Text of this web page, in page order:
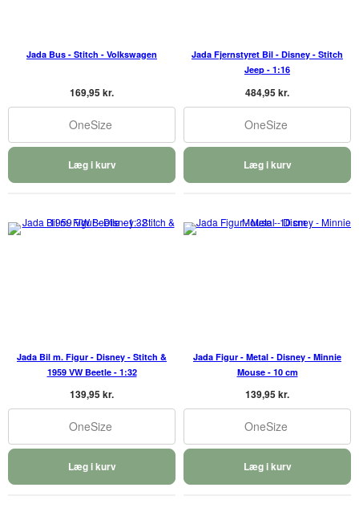
Jada Bus - Stitch - Volkswagen
169,95 kr.
OneSize
Læg i kurv
Jada Fjernstyret Bil - Disney - Stitch
Jeep - 1:16
484,95 kr.
OneSize
Læg i kurv
Jada Bil m. Figur - Disney - Stitch &
1959 VW Beetle - 1:32
139,95 kr.
OneSize
Læg i kurv
Jada Figur - Metal - Disney - Minnie
Mouse - 10 cm
139,95 kr.
OneSize
Læg i kurv